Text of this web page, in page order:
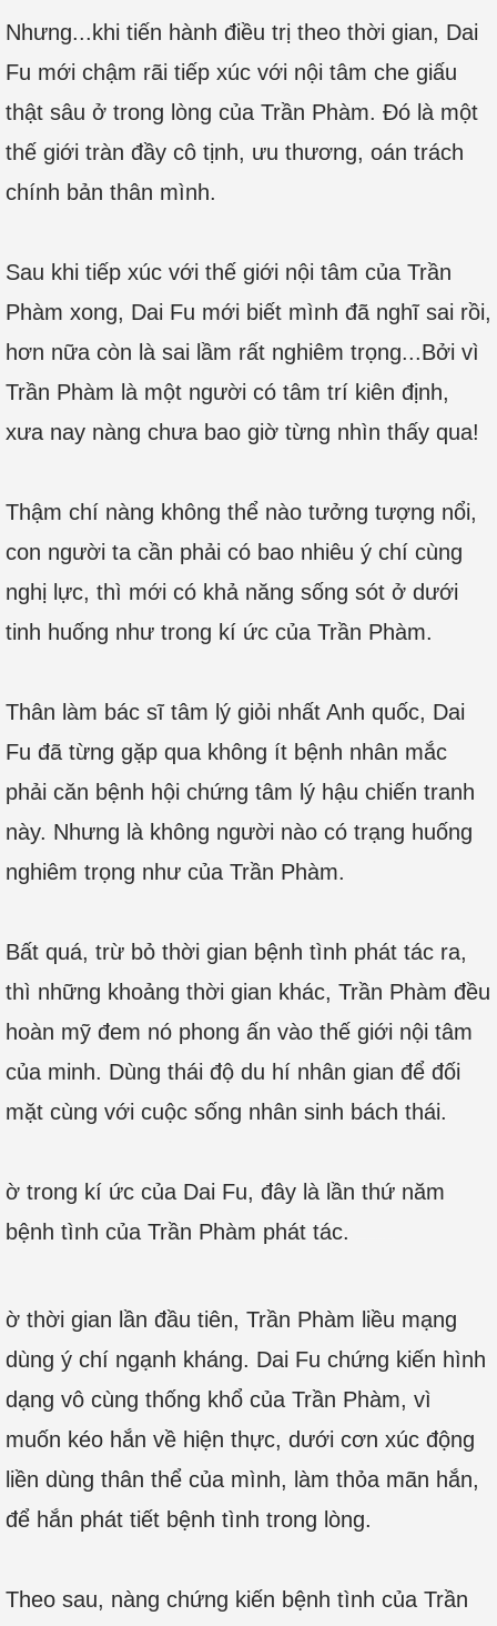
Nhưng...khi tiến hành điều trị theo thời gian, Dai
Fu mới chậm rãi tiếp xúc với nội tâm che giấu
thật sâu ở trong lòng của Trần Phàm. Đó là một
thế giới tràn đầy cô tịnh, ưu thương, oán trách
chính bản thân mình.
Sau khi tiếp xúc với thế giới nội tâm của Trần
Phàm xong, Dai Fu mới biết mình đã nghĩ sai rồi,
hơn nữa còn là sai lầm rất nghiêm trọng...Bởi vì
Trần Phàm là một người có tâm trí kiên định,
xưa nay nàng chưa bao giờ từng nhìn thấy qua!
Thậm chí nàng không thể nào tưởng tượng nổi,
con người ta cần phải có bao nhiêu ý chí cùng
nghị lực, thì mới có khả năng sống sót ở dưới
tinh huống như trong kí ức của Trần Phàm.
Thân làm bác sĩ tâm lý giỏi nhất Anh quốc, Dai
Fu đã từng gặp qua không ít bệnh nhân mắc
phải căn bệnh hội chứng tâm lý hậu chiến tranh
này. Nhưng là không người nào có trạng huống
nghiêm trọng như của Trần Phàm.
Bất quá, trừ bỏ thời gian bệnh tình phát tác ra,
thì những khoảng thời gian khác, Trần Phàm đều
hoàn mỹ đem nó phong ấn vào thế giới nội tâm
của minh. Dùng thái độ du hí nhân gian để đối
mặt cùng với cuộc sống nhân sinh bách thái.
ờ trong kí ức của Dai Fu, đây là lần thứ năm
bệnh tình của Trần Phàm phát tác.
ờ thời gian lần đầu tiên, Trần Phàm liều mạng
dùng ý chí ngạnh kháng. Dai Fu chứng kiến hình
dạng vô cùng thống khổ của Trần Phàm, vì
muốn kéo hắn về hiện thực, dưới cơn xúc động
liền dùng thân thể của mình, làm thỏa mãn hắn,
để hắn phát tiết bệnh tình trong lòng.
Theo sau, nàng chứng kiến bệnh tình của Trần